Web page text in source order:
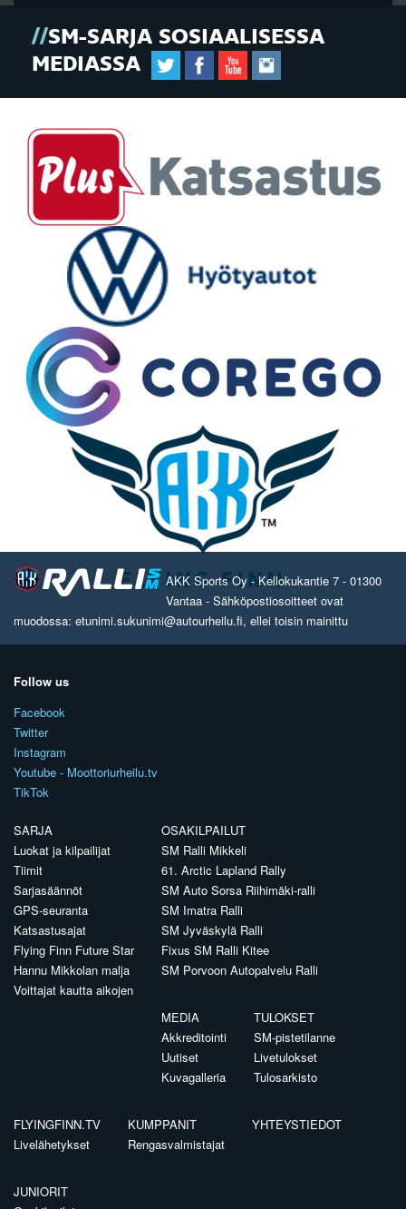
SM-SARJA SOSIAALISESSA
MEDIASSA
AKK Sports Oy - Kellokukantie 7 - 01300
Vantaa - Sähköpostiosoitteet ovat
muodossa: etunimi.sukunimi@autourheilu.fi, ellei toisin mainittu
Follow us
Facebook
Twitter
Instagram
Youtube - Moottoriurheilu.tv
TikTok
SARJA
Luokat ja kilpailijat
Tiimit
Sarjasäännöt
GPS-seuranta
Katsastusajat
Flying Finn Future Star
Hannu Mikkolan malja
Voittajat kautta aikojen
OSAKILPAILUT
SM Ralli Mikkeli
61. Arctic Lapland Rally
SM Auto Sorsa Riihimäki-ralli
SM Imatra Ralli
SM Jyväskylä Ralli
Fixus SM Ralli Kitee
SM Porvoon Autopalvelu Ralli
MEDIA
Akkreditointi
Uutiset
Kuvagalleria
TULOKSET
SM-pistetilanne
Livetulokset
Tulosarkisto
FLYINGFINN.TV
Livelähetykset
KUMPPANIT
Rengasvalmistajat
YHTEYSTIEDOT
JUNIORIT